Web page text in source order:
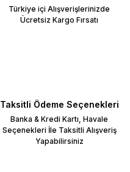
Türkiye içi Alışverişlerinizde
Ücretsiz Kargo Fırsatı
Taksitli Ödeme Seçenekleri
Banka & Kredi Kartı, Havale
Seçenekleri İle Taksitli Alışveriş
Yapabilirsiniz